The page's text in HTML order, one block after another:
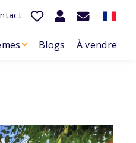
Blogs À vendre